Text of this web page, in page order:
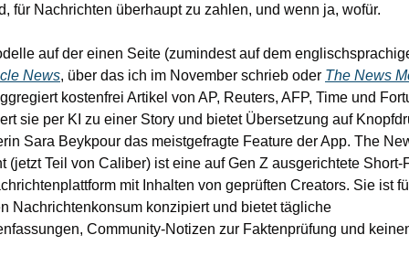
für Nachrichten überhaupt zu zahlen, und wenn ja, wofür.
auf der einen Seite (zumindest auf dem
News, über das ich im November schrieb oder The News
kostenfrei Artikel von AP, Reuters, AFP, Time und
sie per KI zu einer Story und bietet Übersetzung auf
Sara Beykpour das meistgefragte Feature der App. The
(jetzt Teil von Caliber) ist eine auf Gen Z ausgerichtete Short-
mit Inhalten von geprüften Creators. Sie ist
Nachrichtenkonsum konzipiert und bietet tägliche
Community-Notizen zur Faktenprüfung und